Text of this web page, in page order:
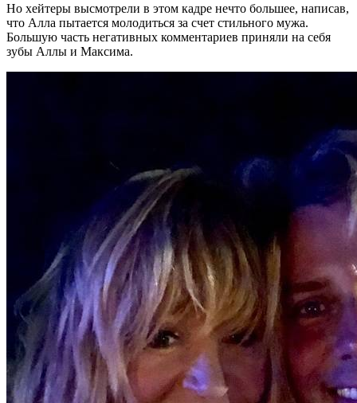
Но хейтеры высмотрели в этом кадре нечто большее, написав,
что Алла пытается молодиться за счет стильного мужа.
Большую часть негативных комментариев приняли на себя
зубы Аллы и Максима.